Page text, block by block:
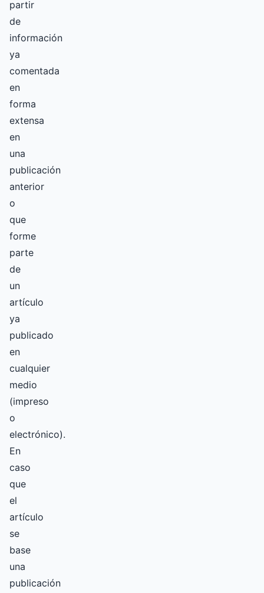
partir
de
información
ya
comentada
en
forma
extensa
en
una
publicación
anterior
o
que
forme
parte
de
un
artículo
ya
publicado
en
cualquier
medio
(impreso
o
electrónico).
En
caso
que
el
artículo
se
base
una
publicación